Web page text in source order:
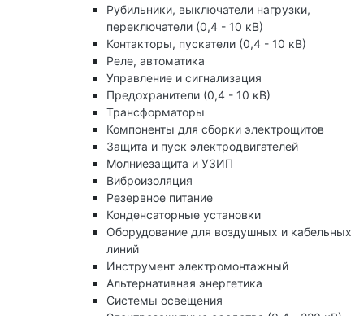
Рубильники, выключатели нагрузки,
переключатели (0,4 - 10 кВ)
Контакторы, пускатели (0,4 - 10 кВ)
Реле, автоматика
Управление и сигнализация
Предохранители (0,4 - 10 кВ)
Трансформаторы
Компоненты для сборки электрощитов
Защита и пуск электродвигателей
Молниезащита и УЗИП
Виброизоляция
Резервное питание
Конденсаторные установки
Оборудование для воздушных и кабельных
линий
Инструмент электромонтажный
Альтернативная энергетика
Системы освещения